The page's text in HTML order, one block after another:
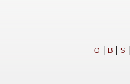
O B| S|